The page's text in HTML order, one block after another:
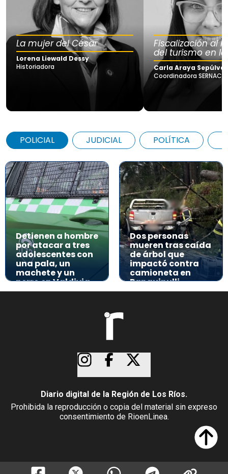
La mujer del César
Lorena Liewald Dessy
Historiadora
Fiscalización al
del turismo en
Carla Araya
Coordinadora SERNAC
POLICIAL JUDICIAL POLÍTICA
Detienen a hombre
por atacar a tres
adolescentes con
una pala, un
machete y un
perro en Valdivia
Dos personas
mueren tras caída
de árbol que
impactó contra
camioneta en
Panguipulli
Diario digital de la Región de Los Ríos.
Prohibida la reproducción o copia del material sin expreso
consentimiento de RioenLinea.